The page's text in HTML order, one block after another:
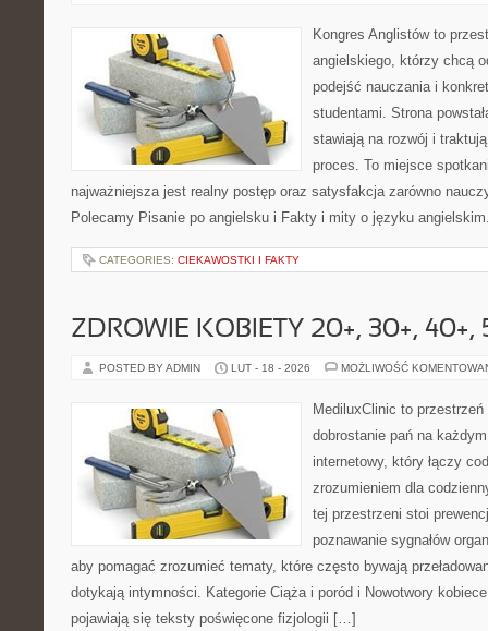
Kongres Anglistów to
angielskiego, którzy chcą
podejść nauczania i
studentami. Strona
stawiają na rozwój i
proces. To miejsce
najważniejsza jest realny postęp oraz satysfakcja zarówno
Polecamy Pisanie po angielsku i Fakty i mity o języku
CATEGORIES: CIEKAWOSTKI I FAKTY
ZDROWIE KOBIETY 20+, 30+, 40+,
POSTED BY ADMIN LUT - 18 - 2026 MOŻLIWOŚĆ
MediluxClinic to
dobrostanie pań na
internetowy, który łączy
zrozumieniem dla
tej przestrzeni stoi
poznawanie sygnałów
aby pomagać zrozumieć tematy, które często bywają
dotykają intymności. Kategorie Ciąża i poród i Nowotwory
pojawiają się teksty poświęcone fizjologii […]